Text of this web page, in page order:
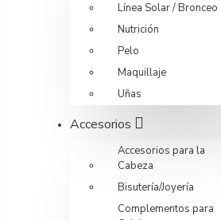
Línea Solar / Bronceo
Nutrición
Pelo
Maquillaje
Uñas
Accesorios
Accesorios para la
Cabeza
Bisutería/Joyería
Complementos para